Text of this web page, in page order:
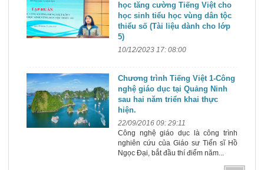
học tăng cường Tiếng Việt cho
học sinh tiểu học vùng dân tộc
thiểu số (Tài liệu dành cho lớp
5)
10/12/2023 17: 08:00
Chương trình Tiếng Việt 1-Công
nghệ giáo dục tại Quảng Ninh
sau hai năm triển khai thực
hiện.
22/09/2016 09: 29:11
Công nghệ giáo dục là công trình
nghiên cứu của Giáo sư Tiến sĩ Hồ
Ngọc Đại, bắt đầu thí điểm năm...